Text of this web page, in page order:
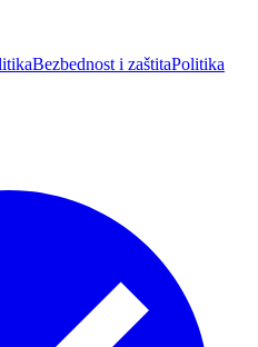
Bezbednost i zaštitaPolitika